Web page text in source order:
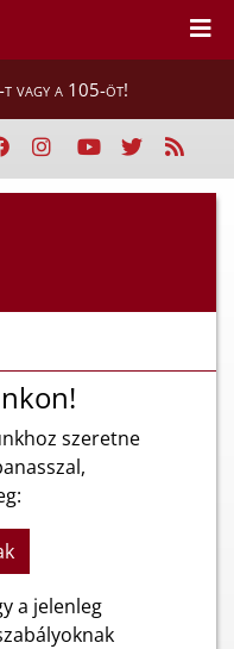
t vagy a 105-öt!
szeretne
a jelenleg